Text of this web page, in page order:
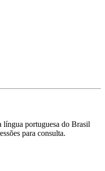
língua portuguesa do Brasil
para consulta.